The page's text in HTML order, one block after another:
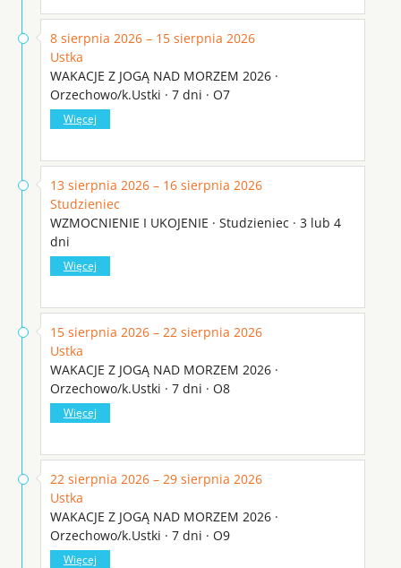
8 sierpnia 2026 – 15 sierpnia 2026
Ustka
WAKACJE Z JOGĄ NAD MORZEM 2026 ·
Orzechowo/k.Ustki · 7 dni · O7
Więcej
13 sierpnia 2026 – 16 sierpnia 2026
Studzieniec
WZMOCNIENIE I UKOJENIE · Studzieniec · 3 lub 4
dni
Więcej
15 sierpnia 2026 – 22 sierpnia 2026
Ustka
WAKACJE Z JOGĄ NAD MORZEM 2026 ·
Orzechowo/k.Ustki · 7 dni · O8
Więcej
22 sierpnia 2026 – 29 sierpnia 2026
Ustka
WAKACJE Z JOGĄ NAD MORZEM 2026 ·
Orzechowo/k.Ustki · 7 dni · O9
Więcej